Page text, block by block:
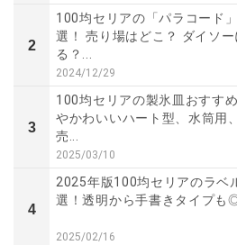
2
100均セリアの「パラコード
選！ 売り場はどこ？ ダイソー
る？...
2024/12/29
3
100均セリアの製氷皿おすす
やかわいいハート型、水筒用
売...
2025/03/10
4
2025年版100均セリアのラベ
選！透明から手書きタイプも
2025/02/16